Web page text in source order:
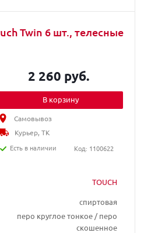
Twin 6 шт., телесные
TOUCH
спиртовая
перо круглое тонкое / перо
скошенное
2 260 руб.
В корзину
Самовывоз
Курьер, ТК
Есть в наличии
Код: 1100622